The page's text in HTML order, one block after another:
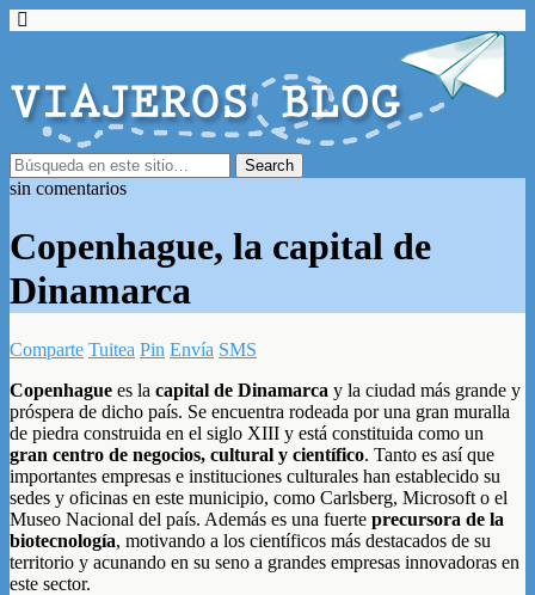
sin comentarios
Copenhague, la capital de
Dinamarca
Comparte Tuitea Pin Envía SMS
Copenhague es la capital de Dinamarca y la ciudad más grande y
próspera de dicho país. Se encuentra rodeada por una gran muralla
de piedra construida en el siglo XIII y está constituida como un
gran centro de negocios, cultural y científico. Tanto es así que
importantes empresas e instituciones culturales han establecido su
sedes y oficinas en este municipio, como Carlsberg, Microsoft o el
Museo Nacional del país. Además es una fuerte precursora de la
biotecnología, motivando a los científicos más destacados de su
territorio y acunando en su seno a grandes empresas innovadoras en
este sector.